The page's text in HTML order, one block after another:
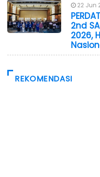
22 Jun
2nd
2026,
REKOMENDASI